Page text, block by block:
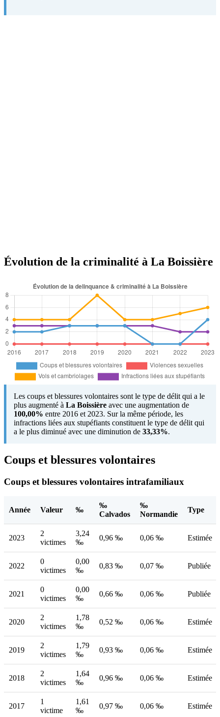
Évolution de la criminalité à La Boissière
Les coups et blessures volontaires sont le type de délit qui a le
plus augmenté à La Boissière avec une augmentation de
100,00% entre 2016 et 2023. Sur la même période, les
infractions liées aux stupéfiants constituent le type de délit qui
a le plus diminué avec une diminution de 33,33%.
Coups et blessures volontaires
Coups et blessures volontaires intrafamiliaux
Année Valeur ‰
‰
Calvados
‰
Normandie
Type
2023
2
victimes
3,24
‰
0,96 ‰ 0,06 ‰ Estimée
2022
0
victimes
0,00
‰
0,83 ‰ 0,07 ‰ Publiée
2021
0
victimes
0,00
‰
0,66 ‰ 0,06 ‰ Publiée
2020
2
victimes
1,78
‰
0,52 ‰ 0,06 ‰ Estimée
2019
2
victimes
1,79
‰
0,93 ‰ 0,06 ‰ Estimée
2018
2
victimes
1,64
‰
0,96 ‰ 0,06 ‰ Estimée
2017
1
victime
1,61
‰
0,97 ‰ 0,06 ‰ Estimée